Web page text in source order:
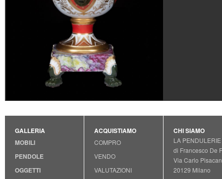
GALLERIA
MOBILI
PENDOLE
OGGETTI
ACQUISTIAMO
COMPRO
VENDO
VALUTAZIONI
CHI SIAMO
LA PENDULERIE
di Francesco De
Via Carlo
20129 Milano